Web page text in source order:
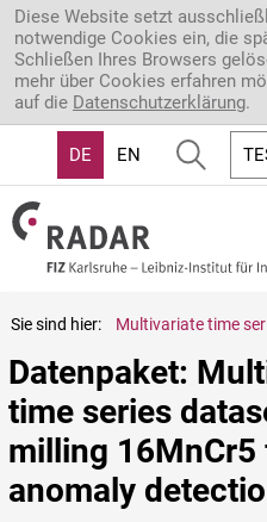
Direkt zum Inhalt
Diese Website setzt
notwendige Cookies ein, die
Schließen Ihres Browsers
mehr über Cookies erfahren
auf die Datenschutzerklärung.
DE EN
Sie sind hier:
Datenpaket:
time series
milling 16MnCr5
anomaly